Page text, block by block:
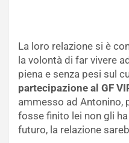
La loro relazione si è
la volontà di far vivere
piena e senza pesi sul
partecipazione al GF
ammesso ad Antonino,
fosse finito lei non gli
futuro, la relazione